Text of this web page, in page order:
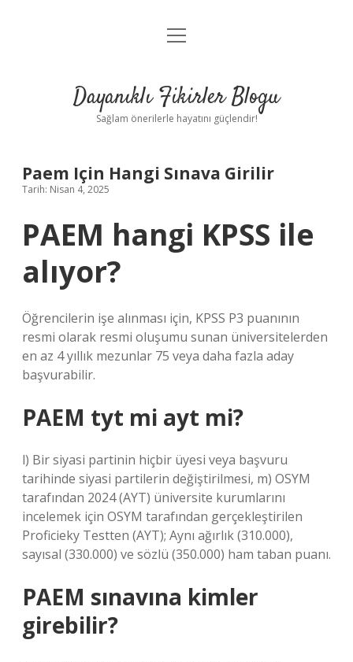
Anasayfa
Yasal Uyarı
menüyü
Dayanıklı Fikirler Blogu
Sağlam önerilerle hayatını güçlendir!
Paem Için Hangi Sınava Girilir
Tarih: Nisan 4, 2025
PAEM hangi KPSS ile
alıyor?
Öğrencilerin işe alınması için, KPSS P3 puanının
resmi olarak resmi oluşumu sunan üniversitelerden
en az 4 yıllık mezunlar 75 veya daha fazla aday
başvurabilir.
PAEM tyt mi ayt mi?
l) Bir siyasi partinin hiçbir üyesi veya başvuru
tarihinde siyasi partilerin değiştirilmesi, m) OSYM
tarafından 2024 (AYT) üniversite kurumlarını
incelemek için OSYM tarafından gerçekleştirilen
Proficieky Testten (AYT); Aynı ağırlık (310.000),
sayısal (330.000) ve sözlü (350.000) ham taban puanı.
PAEM sınavına kimler
girebilir?